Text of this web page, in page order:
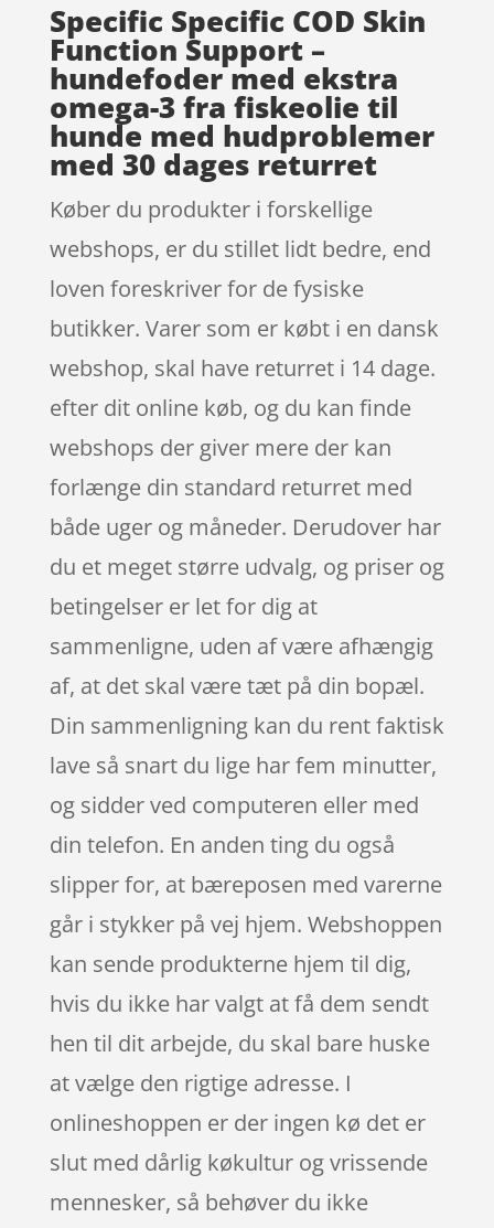
Specific Specific COD Skin
Function Support –
hundefoder med ekstra
omega-3 fra fiskeolie til
hunde med hudproblemer
med 30 dages returret
Køber du produkter i forskellige
webshops, er du stillet lidt bedre, end
loven foreskriver for de fysiske
butikker. Varer som er købt i en dansk
webshop, skal have returret i 14 dage.
efter dit online køb, og du kan finde
webshops der giver mere der kan
forlænge din standard returret med
både uger og måneder. Derudover har
du et meget større udvalg, og priser og
betingelser er let for dig at
sammenligne, uden af være afhængig
af, at det skal være tæt på din bopæl.
Din sammenligning kan du rent faktisk
lave så snart du lige har fem minutter,
og sidder ved computeren eller med
din telefon. En anden ting du også
slipper for, at bæreposen med varerne
går i stykker på vej hjem. Webshoppen
kan sende produkterne hjem til dig,
hvis du ikke har valgt at få dem sendt
hen til dit arbejde, du skal bare huske
at vælge den rigtige adresse. I
onlineshoppen er der ingen kø det er
slut med dårlig køkultur og vrissende
mennesker, så behøver du ikke